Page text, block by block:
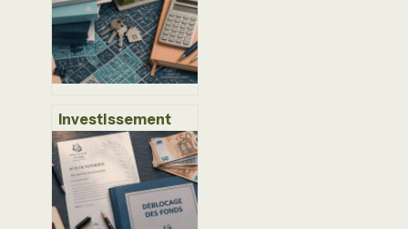
Investissement
Pinel : 39 villes à
éviter pour
protéger votre
rentabilité et
votre patrimoine